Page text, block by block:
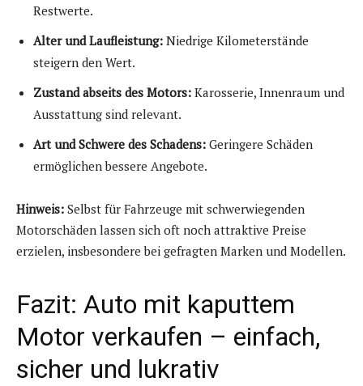
Restwerte.
Alter und Laufleistung: Niedrige Kilometerstände
steigern den Wert.
Zustand abseits des Motors: Karosserie, Innenraum und
Ausstattung sind relevant.
Art und Schwere des Schadens: Geringere Schäden
ermöglichen bessere Angebote.
Hinweis: Selbst für Fahrzeuge mit schwerwiegenden
Motorschäden lassen sich oft noch attraktive Preise
erzielen, insbesondere bei gefragten Marken und Modellen.
Fazit: Auto mit kaputtem
Motor verkaufen – einfach,
sicher und lukrativ